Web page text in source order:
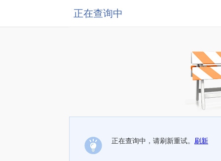
正在查询中
正在查询中，请刷新重试。 刷新